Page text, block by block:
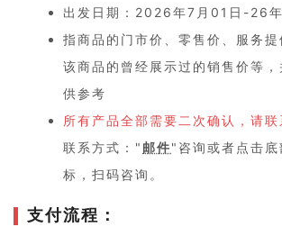
出发日期：2026年7月01日-26
指商品的门市价、零售价、服务
该商品的曾经展示过的销售价等，
供参考
所有产品全部需要二次确认，请联
联系方式：" 邮件"咨询或者点击底
标，扫码咨询。
支付流程：